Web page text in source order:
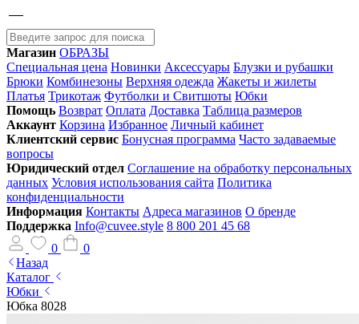
Магазин ОБРАЗЫ
Специальная цена Новинки Аксессуары Блузки и рубашки
Брюки Комбинезоны Верхняя одежда Жакеты и жилеты
Платья Трикотаж Футболки и Свитшоты Юбки
Помощь Возврат Оплата Доставка Таблица размеров
Аккаунт Корзина Избранное Личный кабинет
Клиентский сервис Бонусная программа Часто задаваемые
вопросы
Юридический отдел Соглашение на обработку персональных
данных Условия использования сайта Политика
конфиденциальности
Информация Контакты Адреса магазинов О бренде
Поддержка Info@cuvee.style 8 800 201 45 68
0
0
Назад
Каталог
Юбки
Юбка 8028